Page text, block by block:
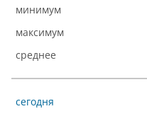
сегодня